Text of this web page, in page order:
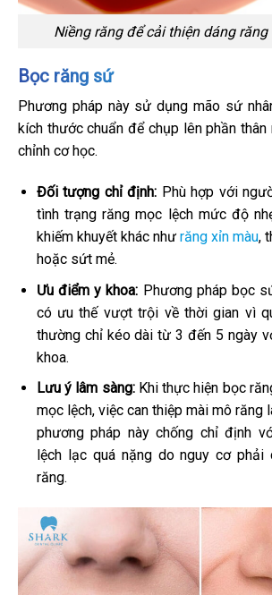
Niềng răng để cải thiện dáng
Bọc răng sứ
Phương pháp này sử dụng mão sứ
kích thước chuẩn để chụp lên phần
chỉnh cơ học.
Đối tượng chỉ định: Phù hợp với
tình trạng răng mọc lệch mức độ
khiếm khuyết khác như răng xỉn màu,
hoặc sứt mẻ.
Ưu điểm y khoa: Phương pháp bọc
có ưu thế vượt trội về thời gian vì
thường chỉ kéo dài từ 3 đến 5 ngày
khoa.
Lưu ý lâm sàng:Khi thực hiện bọc
mọc lệch, việc can thiệp mài mô răng
phương pháp này chống chỉ định
lệch lạc quá nặng do nguy cơ phải
răng.